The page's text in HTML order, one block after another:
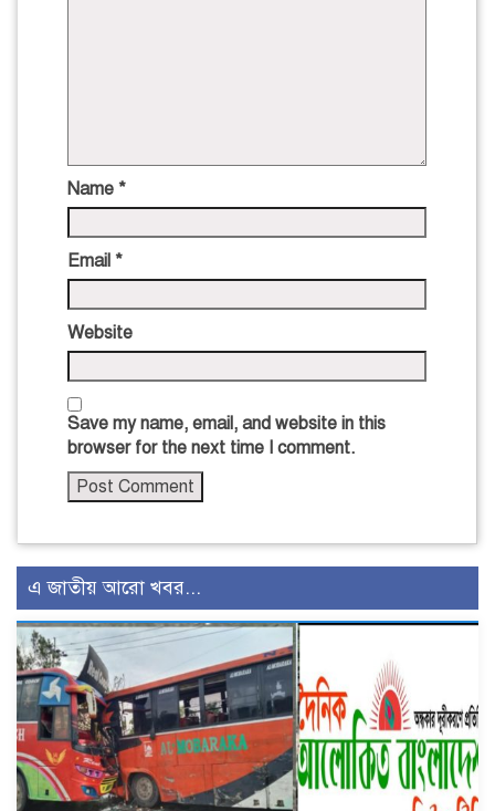
Name *
Email *
Website
Save my name, email, and website in this
browser for the next time I comment.
এ জাতীয় আরো খবর...